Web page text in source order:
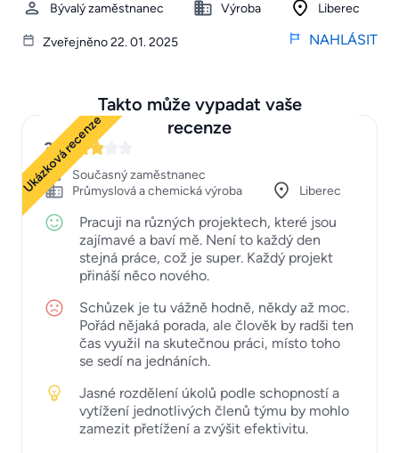
Bývalý zaměstnanec Výroba Liberec
Zveřejněno 22. 01. 2025 NAHLÁSIT
Takto může vypadat vaše
recenze
Ukázková recenze
3
Současný zaměstnanec
Průmyslová a chemická výroba
Liberec
Pracuji na různých projektech, které jsou
zajímavé a baví mě. Není to každý den
stejná práce, což je super. Každý projekt
přináší něco nového.
Schůzek je tu vážně hodně, někdy až moc.
Pořád nějaká porada, ale člověk by radši ten
čas využil na skutečnou práci, místo toho
se sedí na jednáních.
Jasné rozdělení úkolů podle schopností a
vytížení jednotlivých členů týmu by mohlo
zamezit přetížení a zvýšit efektivitu.